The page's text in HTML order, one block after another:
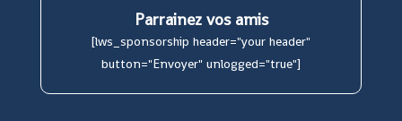
Parrainez vos amis
[lws_sponsorship header="your header"
button="Envoyer" unlogged="true"]